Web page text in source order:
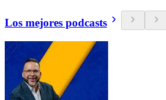
Los mejores podcasts